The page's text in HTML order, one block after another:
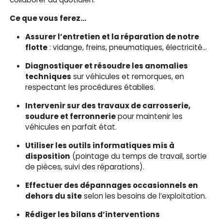
Ce que vous ferez…
Assurer l’entretien et la réparation de notre
flotte: vidange, freins, pneumatiques, électricité…
Diagnostiquer et résoudre les anomalies
techniques sur véhicules et remorques, en
respectant les procédures établies.
Intervenir sur des travaux de carrosserie,
soudure et ferronneriepour maintenir les
véhicules en parfait état.
Utiliser les outils informatiques mis à
disposition (pointage du temps de travail, sortie
de pièces, suivi des réparations).
Effectuer des dépannages occasionnels en
dehors du siteselon les besoins de l’exploitation.
Rédiger les bilans d’interventions